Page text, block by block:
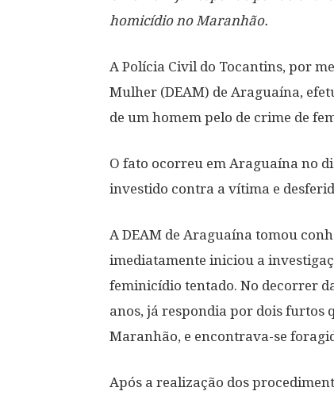
homicídio no Maranhão.
A Polícia Civil do Tocantins, por
Mulher (DEAM) de Araguaína,
de um homem pelo de crime de
O fato ocorreu em Araguaína no
investido contra a vítima e
A DEAM de Araguaína tomou
imediatamente iniciou a
feminicídio tentado. No decorrer
anos, já respondia por dois furtos
Maranhão, e encontrava-se
Após a realização dos